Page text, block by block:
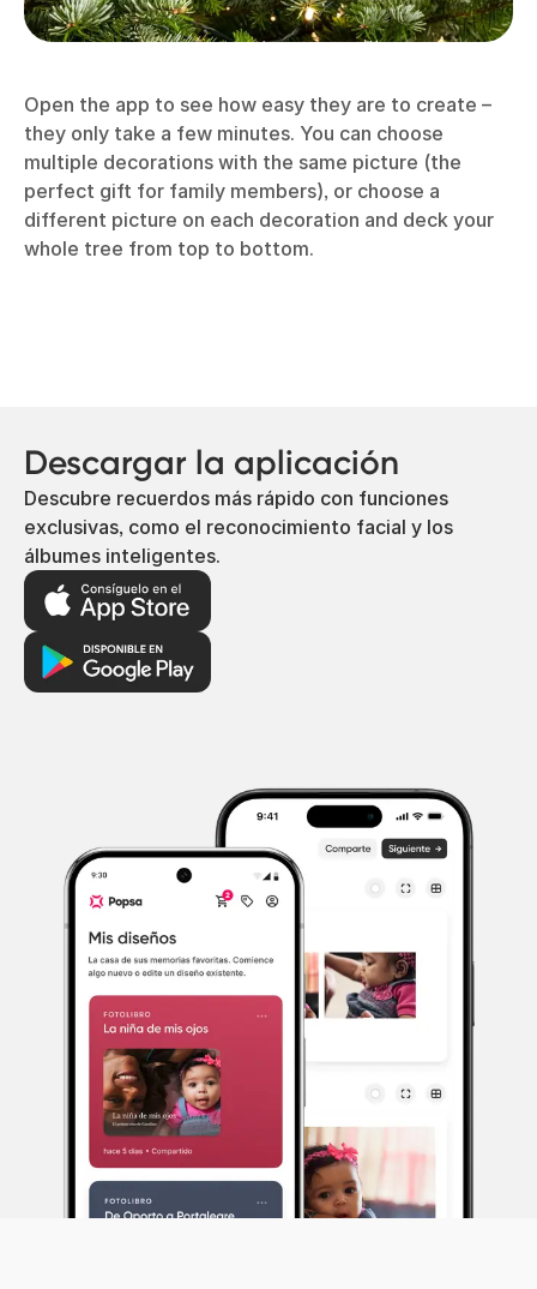
Open the app to see how easy they are to create –
they only take a few minutes. You can choose
multiple decorations with the same picture (the
perfect gift for family members), or choose a
different picture on each decoration and deck your
whole tree from top to bottom.
Descargar la aplicación
Descubre recuerdos más rápido con funciones
exclusivas, como el reconocimiento facial y los
álbumes inteligentes.